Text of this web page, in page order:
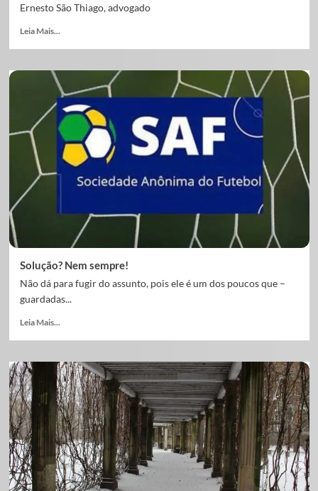
Ernesto São Thiago, advogado
Leia Mais...
Solução? Nem sempre!
Não dá para fugir do assunto, pois ele é um dos poucos que –
guardadas...
Leia Mais...